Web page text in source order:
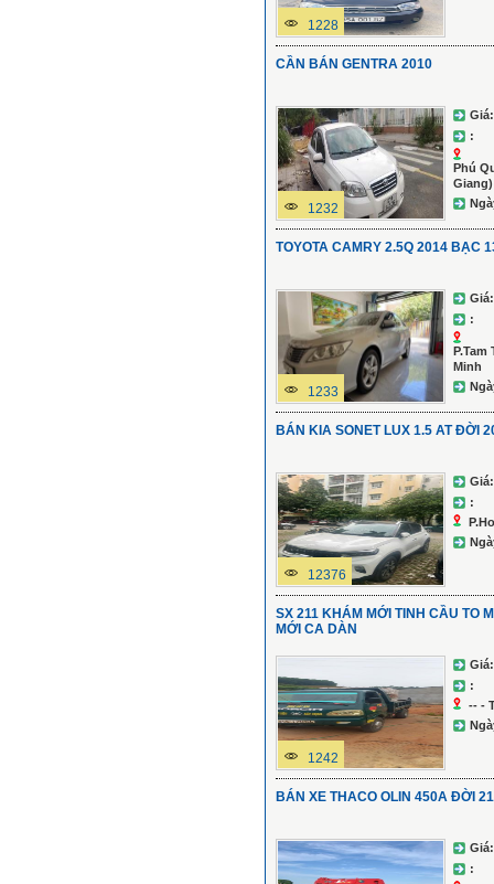
1228
CẦN BÁN GENTRA 2010
1232
Giá:
:
Phú
Giang)
TOYOTA CAMRY 2.5Q 2014 BẠC
1233
Giá:
:
P.Tam
Minh
BÁN KIA SONET LUX 1.5 AT ĐỜI
12376
Giá:
:
SX 211 KHÁM MỚI TINH CẦU TO
MỚI CA DÀN
1242
Giá:
:
-- -
BÁN XE THACO OLIN 450A ĐỜI
Giá:
: